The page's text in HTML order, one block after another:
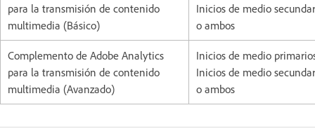
para la transmisión de contenido
multimedia (Básico)
Inicios de medio
o ambos
Complemento de Adobe Analytics
para la transmisión de contenido
multimedia (Avanzado)
Inicios de medio
Inicios de medio
o ambos